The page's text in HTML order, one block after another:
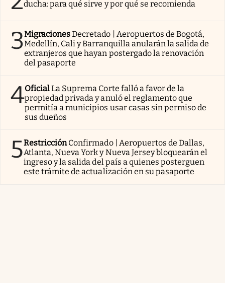
ducha: para qué sirve y por qué se recomienda
3MigracionesDecretado | Aeropuertos de Bogotá,
Medellín, Cali y Barranquilla anularán la salida de
extranjeros que hayan postergado la renovación
del pasaporte
4OficialLa Suprema Corte falló a favor de la
propiedad privada y anuló el reglamento que
permitía a municipios usar casas sin permiso de
sus dueños
5RestricciónConfirmado | Aeropuertos de Dallas,
Atlanta, Nueva York y Nueva Jersey bloquearán el
ingreso y la salida del país a quienes posterguen
este trámite de actualización en su pasaporte